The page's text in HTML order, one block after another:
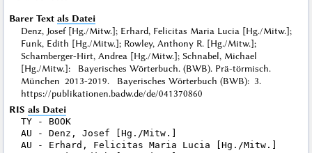
Barer Text als Datei
Denz, Josef [Hg./Mitw.]; Erhard, Felicitas Maria Lucia [Hg./Mitw.];
Funk, Edith [Hg./Mitw.]; Rowley, Anthony R. [Hg./Mitw.];
Schamberger-Hirt, Andrea [Hg./Mitw.]; Schnabel, Michael
[Hg./Mitw.]: Bayerisches Wörterbuch. (BWB). Prä-törmisch.
München 2013-2019. Bayerisches Wörterbuch (BWB): 3.
https://publikationen.badw.de/de/041370860
RIS als Datei
TY - BOOK
AU - Denz, Josef [Hg./Mitw.]
AU - Erhard, Felicitas Maria Lucia [Hg./Mitw.]